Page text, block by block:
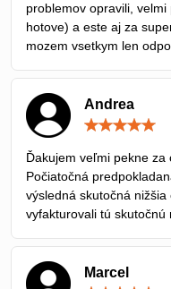
problemov opravili,
hotove) a este aj za
mozem vsetkym len
Andrea
Ďakujem veľmi pekne za
Počiatočná
výsledná skutočná
vyfakturovali tú skutočnú
Marcel